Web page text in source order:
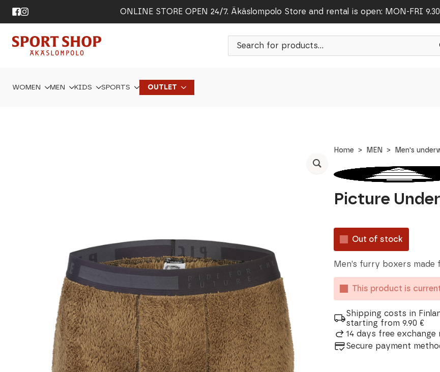
ONLINE STORE OPEN 24/7. Äkäslompolo Store and rental is open: MON-FRI
Products
search
WOMEN MEN KIDS SPORTS OUTLET
Home MEN Men's
Picture
Out of stock
Men’s furry boxers made
This product is
Shipping costs in
starting from 9.90 €
14 days free exchange
Secure payment